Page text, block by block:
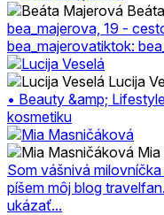
bea_majerova, 19 -
bea_majerovatiktok:
Lucija
• Beauty &amp;
kosmetiku
Som vášnivá
píšem môj blog
ukázať...